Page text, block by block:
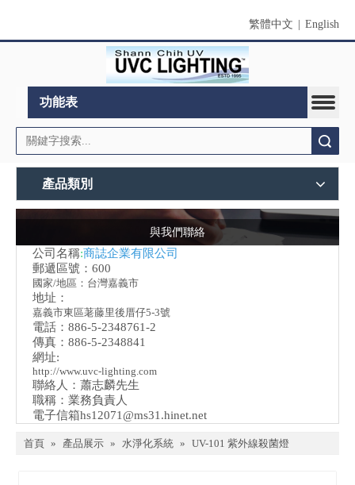
繁體中文 English
功能表
產品類別
與我們聯絡
公司名稱:商誌企業有限公司
郵遞區號：600
國家/地區：台灣嘉義市
地址：
嘉義市東區荖藤里後厝仔5-3號
電話：886-5-2348761-2
傳真：886-5-2348841
網址:
http://www.uvc-lighting.com
聯絡人：蕭志麟先生
職稱：業務負責人
電子信箱hs12071@ms31.hinet.net
首頁 » 產品展示 » 水淨化系統 » UV-101 紫外線殺菌燈